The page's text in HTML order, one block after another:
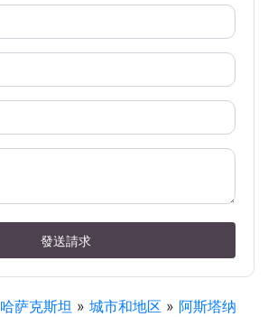
發送請求
哈萨克斯坦 » 城市和地区 » 阿斯塔纳